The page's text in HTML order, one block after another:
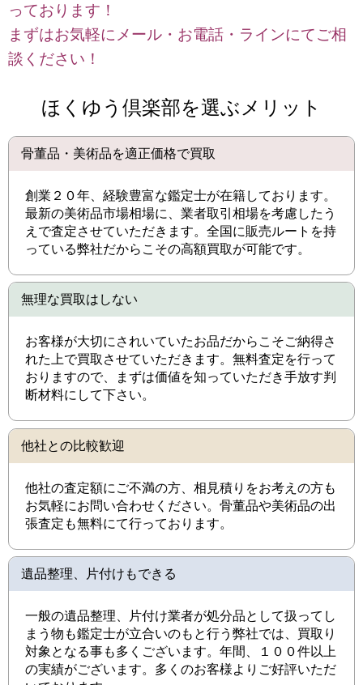
っております！
まずはお気軽にメール・お電話・ラインにてご相
談ください！
ほくゆう倶楽部を選ぶメリット
骨董品・美術品を適正価格で買取
創業２０年、経験豊富な鑑定士が在籍しております。
最新の美術品市場相場に、業者取引相場を考慮したう
えで査定させていただきます。全国に販売ルートを持
っている弊社だからこその高額買取が可能です。
無理な買取はしない
お客様が大切にされいていたお品だからこそご納得さ
れた上で買取させていただきます。無料査定を行って
おりますので、まずは価値を知っていただき手放す判
断材料にして下さい。
他社との比較歓迎
他社の査定額にご不満の方、相見積りをお考えの方も
お気軽にお問い合わせください。骨董品や美術品の出
張査定も無料にて行っております。
遺品整理、片付けもできる
一般の遺品整理、片付け業者が処分品として扱ってし
まう物も鑑定士が立合いのもと行う弊社では、買取り
対象となる事も多くございます。年間、１００件以上
の実績がございます。多くのお客様よりご好評いただ